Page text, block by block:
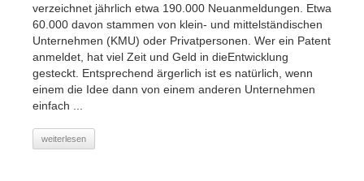
verzeichnet jährlich etwa 190.000 Neuanmeldungen. Etwa
60.000 davon stammen von klein- und mittelständischen
Unternehmen (KMU) oder Privatpersonen. Wer ein Patent
anmeldet, hat viel Zeit und Geld in dieEntwicklung
gesteckt. Entsprechend ärgerlich ist es natürlich, wenn
einem die Idee dann von einem anderen Unternehmen
einfach ...
weiterlesen